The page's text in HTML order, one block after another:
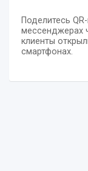
Поделитесь
мессенджерах
клиенты
смартфонах.